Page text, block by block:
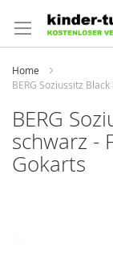
zum
Inhalt
Home
BERG Soziussitz
BERG
schwarz -
Gokarts